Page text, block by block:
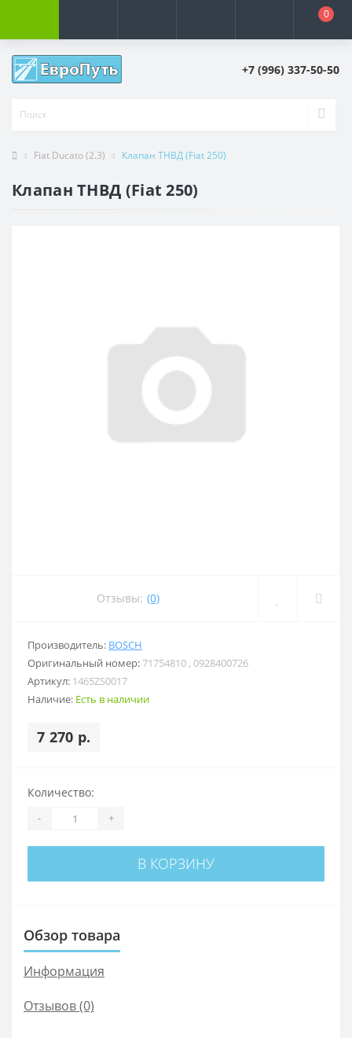
0
+7 (996) 337-50-50
Fiat Ducato (2.3) Клапан ТНВД (Fiat 250)
Клапан ТНВД (Fiat 250)
Отзывы: (0)
Производитель: BOSCH
Оригинальный номер:71754810 , 0928400726
Артикул: 1465ZS0017
Наличие: Есть в наличии
7 270 р.
Количество:
- +
В КОРЗИНУ
Обзор товара
Информация
Отзывов (0)